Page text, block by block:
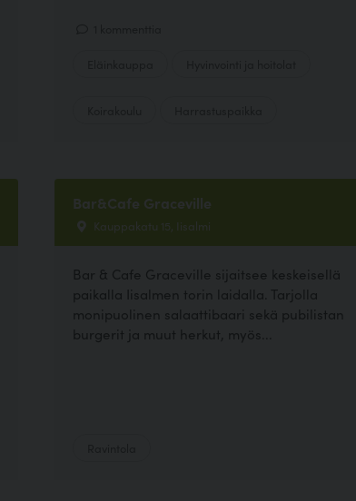
Bar&Cafe Graceville
Kauppakatu 15, Iisalmi
Bar & Cafe Graceville sijaitsee keskeisellä
paikalla Iisalmen torin laidalla. Tarjolla
monipuolinen salaattibaari sekä pubilistan
burgerit ja muut herkut, myös...